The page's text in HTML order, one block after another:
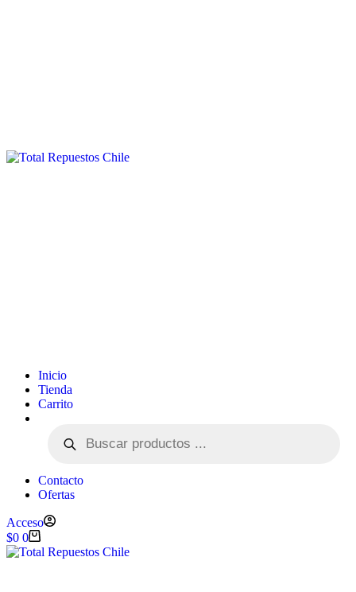
Inicio
Tienda
Carrito
Contacto
Ofertas
Acceso
$0 0